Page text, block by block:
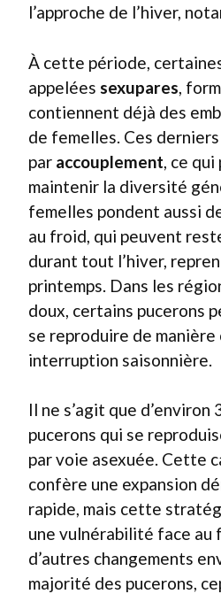
l’approche de l’hiver,
À cette période,
appelées sexupares ,
contiennent déjà des
de femelles. Ces
par accouplement , ce
maintenir la diversité
femelles pondent aussi
au froid, qui peuvent
durant tout l’hiver,
printemps. Dans les
doux, certains pucerons
se reproduire de manière
interruption saisonnière.
Il ne s’agit que d’environ
pucerons qui se
par voie asexuée. Cette
confère une expansion
rapide, mais cette
une vulnérabilité face au
d’autres changements
majorité des pucerons,